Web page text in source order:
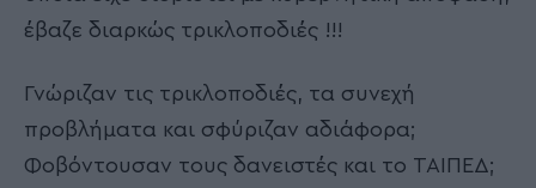
έβαζε διαρκώς τρικλοποδιές !!!
Γνώριζαν τις τρικλοποδιές, τα συνεχή
προβλήματα και σφύριζαν αδιάφορα;
Φοβόντουσαν τους δανειστές και το ΤΑΙΠΕΔ;